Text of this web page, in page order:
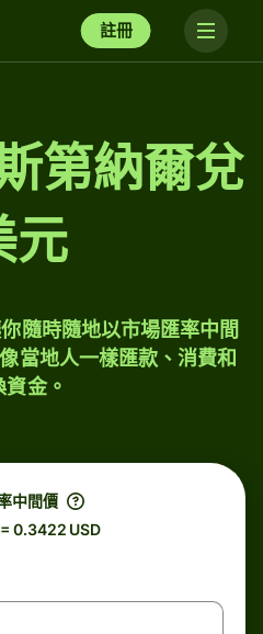
註冊
第納爾兌
元
隨時隨地以市場匯率中間
當地人一樣匯款、消費和
資金。
中間價
0.3422 USD